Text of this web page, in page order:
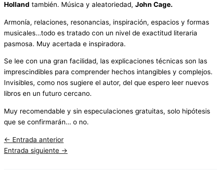
Holland también. Música y aleatoriedad, John Cage.
Armonía, relaciones, resonancias, inspiración, espacios y formas
musicales…todo es tratado con un nivel de exactitud literaria
pasmosa. Muy acertada e inspiradora.
Se lee con una gran facilidad, las explicaciones técnicas son las
imprescindibles para comprender hechos intangibles y complejos.
Invisibles, como nos sugiere el autor, del que espero leer nuevos
libros en un futuro cercano.
Muy recomendable y sin especulaciones gratuitas, solo hipótesis
que se confirmarán… o no.
← Entrada anterior
Entrada siguiente →